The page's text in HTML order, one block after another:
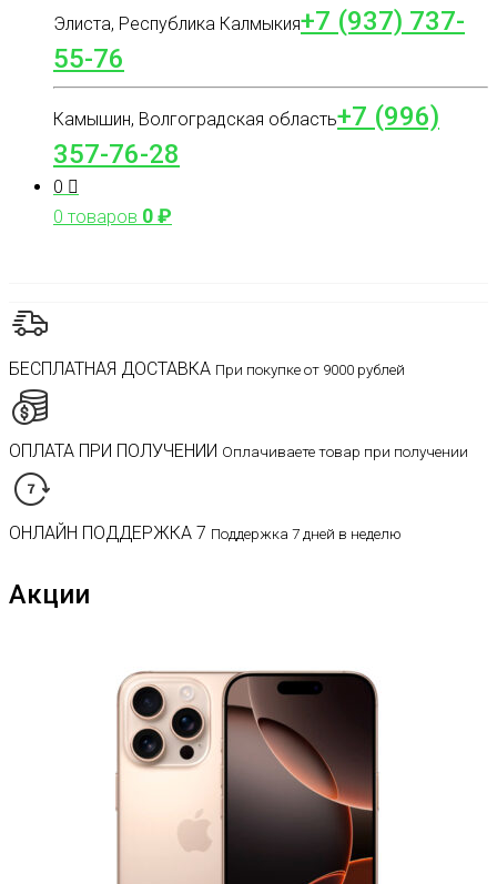
Элиста, Республика Калмыкия+7 (937) 737-
55-76
Камышин, Волгоградская область+7 (996)
357-76-28
0
0 товаров 0₽
БЕСПЛАТНАЯ ДОСТАВКА При покупке от 9000 рублей
ОПЛАТА ПРИ ПОЛУЧЕНИИ Оплачиваете товар при получении
ОНЛАЙН ПОДДЕРЖКА 7 Поддержка 7 дней в неделю
Акции